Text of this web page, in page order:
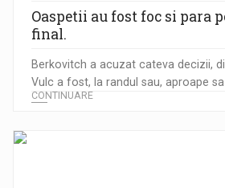
Oaspetii au fost foc si para
final.
Berkovitch a acuzat cateva decizii,
Vulc a fost, la randul sau, aproape sa
CONTINUARE